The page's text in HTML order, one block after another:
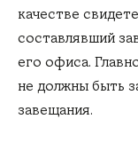
качестве
составлявший
его офиса.
не должны быть
завещания.